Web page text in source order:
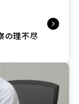
の理不尽